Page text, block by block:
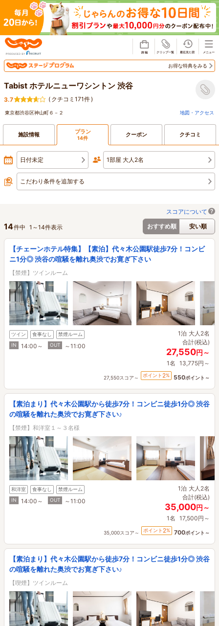
お得な特典をみる
Tabist ホテルニューワシントン 渋谷
3.7 ( クチコミ171件)
東京都渋谷区神山町６－２ 地図・アクセス
施設情報 プラン
14件 クーポン クチコミ
日付未定 1部屋 大人2名
こだわり条件を追加する
スコアについて
おすすめ順
安い順
14件中 1 ～14件表示
【チェーンホテル特集】【素泊】代々木公園駅徒歩7分！コンビ
ニ1分◎ 渋谷の喧騒を離れ奥渋でお寛ぎ下さい
【禁煙】ツインルーム
ツイン 食事なし
禁煙ルーム
IN
14:00～ OUT ～11:00
1泊 大人2名
合計(税込)
27,550円～
1名 13,775円～
27,550スコア～ ポイント 2% 550ポイント～
【素泊まり】代々木公園駅から徒歩7分！コンビニ徒歩1分◎ 渋谷
の喧騒を離れた奥渋でお寛ぎ下さい♪
【禁煙】和洋室１～３名様
和洋室 食事なし
禁煙ルーム
IN
14:00～ OUT ～11:00
1泊 大人2名
合計(税込)
35,000円～
1名 17,500円～
35,000スコア～ ポイント 2% 700ポイント～
【素泊まり】代々木公園駅から徒歩7分！コンビニ徒歩1分◎ 渋谷
の喧騒を離れた奥渋でお寛ぎ下さい♪
【喫煙】ツインルーム